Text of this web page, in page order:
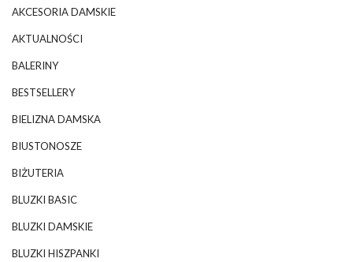
AKCESORIA DAMSKIE
AKTUALNOŚCI
BALERINY
BESTSELLERY
BIELIZNA DAMSKA
BIUSTONOSZE
BIŻUTERIA
BLUZKI BASIC
BLUZKI DAMSKIE
BLUZKI HISZPANKI